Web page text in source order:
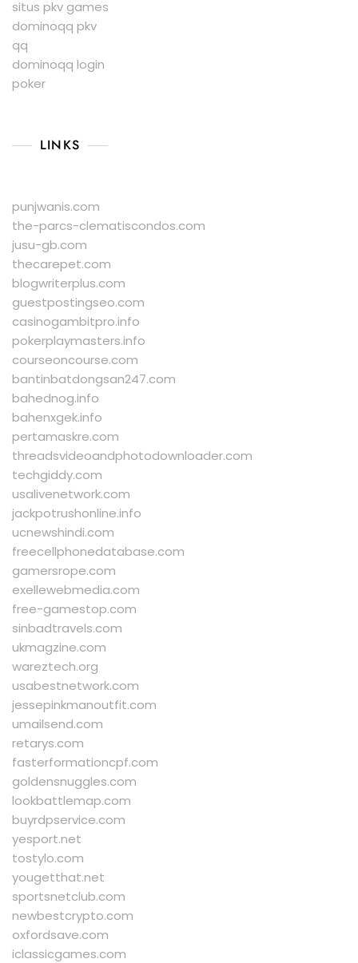
situs pkv games
dominoqq pkv
qq
dominoqq login
poker
LINKS
punjwanis.com
the-parcs-clematiscondos.com
jusu-gb.com
thecarepet.com
blogwriterplus.com
guestpostingseo.com
casinogambitpro.info
pokerplaymasters.info
courseoncourse.com
bantinbatdongsan247.com
bahednog.info
bahenxgek.info
pertamaskre.com
threadsvideoandphotodownloader.com
techgiddy.com
usalivenetwork.com
jackpotrushonline.info
ucnewshindi.com
freecellphonedatabase.com
gamersrope.com
exellewebmedia.com
free-gamestop.com
sinbadtravels.com
ukmagzine.com
wareztech.org
usabestnetwork.com
jessepinkmanoutfit.com
umailsend.com
retarys.com
fasterformationcpf.com
goldensnuggles.com
lookbattlemap.com
buyrdpservice.com
yesport.net
tostylo.com
yougetthat.net
sportsnetclub.com
newbestcrypto.com
oxfordsave.com
iclassicgames.com